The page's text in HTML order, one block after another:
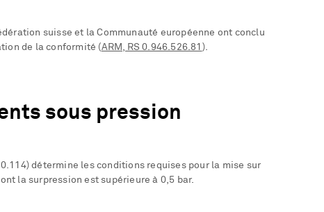
suisse et la Communauté européenne ont conclu
de la conformité (ARM, RS 0.946.526.81 ).
sous pression
détermine les conditions requises pour la mise sur
la surpression est supérieure à 0,5 bar.